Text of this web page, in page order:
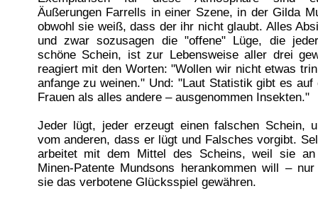
Äußerungen Farrells in einer Szene, in der Gilda
obwohl sie weiß, dass der ihr nicht glaubt. Alles
und zwar sozusagen die "offene" Lüge, die
schöne Schein, ist zur Lebensweise aller drei
reagiert mit den Worten: "Wollen wir nicht etwas
anfange zu weinen." Und: "Laut Statistik gibt es auf
Frauen als alles andere – ausgenommen Insekten."
Jeder lügt, jeder erzeugt einen falschen Schein,
vom anderen, dass er lügt und Falsches vorgibt.
arbeitet mit dem Mittel des Scheins, weil sie
Minen-Patente Mundsons herankommen will –
sie das verbotene Glücksspiel gewähren.